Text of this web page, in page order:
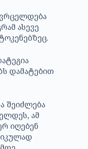
ასევე
დამატებით
შეიძლება
ამ
იღებენ